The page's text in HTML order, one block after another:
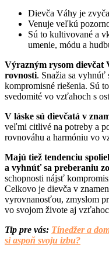
Dievča Váhy je
Venuje veľkú
Sú to kultivované a
umenie, módu a
Výrazným rysom dievčat
rovnosti. Snažia sa vyhnúť
kompromisné riešenia. Sú
svedomité vo vzťahoch s
V láske sú dievčatá v
veľmi citlivé na potreby a
rovnováhu a harmóniu vo
Majú tiež tendenciu
a vyhnúť sa preberaniu
schopnosti nájsť
Celkovo je dievča v
vyrovnanosťou, zmyslom
vo svojom živote aj
Tip pre vás: Tínedžer a
si aspoň svoju izbu?